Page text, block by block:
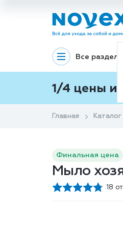
Все разделы
1/4 цены и
Главная Каталог
Финальная цена
Мыло
18